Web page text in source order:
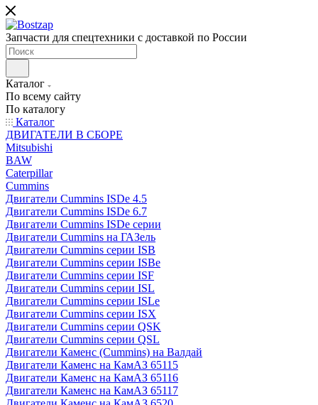
Запчасти для спецтехники с доставкой по России
Каталог
По всему сайту
По каталогу
Каталог
ДВИГАТЕЛИ В СБОРЕ
Mitsubishi
BAW
Caterpillar
Cummins
Двигатели Cummins ISDe 4.5
Двигатели Cummins ISDe 6.7
Двигатели Cummins ISDe серии
Двигатели Cummins на ГАЗель
Двигатели Cummins серии ISB
Двигатели Cummins серии ISBe
Двигатели Cummins серии ISF
Двигатели Cummins серии ISL
Двигатели Cummins серии ISLe
Двигатели Cummins серии ISX
Двигатели Cummins серии QSK
Двигатели Cummins серии QSL
Двигатели Каменс (Cummins) на Валдай
Двигатели Каменс на КамАЗ 65115
Двигатели Каменс на КамАЗ 65116
Двигатели Каменс на КамАЗ 65117